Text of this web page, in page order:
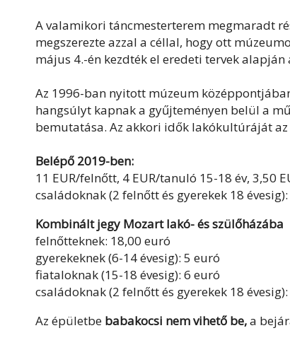
A valamikori táncmesterterem megmaradt
megszerezte azzal a céllal, hogy ott
május 4.-én kezdték el eredeti tervek
Az 1996-ban nyitott múzeum
hangsúlyt kapnak a gyűjteményen belül a
bemutatása. Az akkori idők lakókultúráját
Belépő 2019-ben:
11 EUR/felnőtt, 4 EUR/tanuló 15-18 év, 3,50
családoknak (2 felnőtt és gyerekek 18
Kombinált jegy Mozart lakó- és szülőházába
felnőtteknek: 18,00 euró
gyerekeknek (6-14 évesig): 5 euró
fiataloknak (15-18 évesig): 6 euró
családoknak (2 felnőtt és gyerekek 18
Az épületbe babakocsi nem vihető be,a